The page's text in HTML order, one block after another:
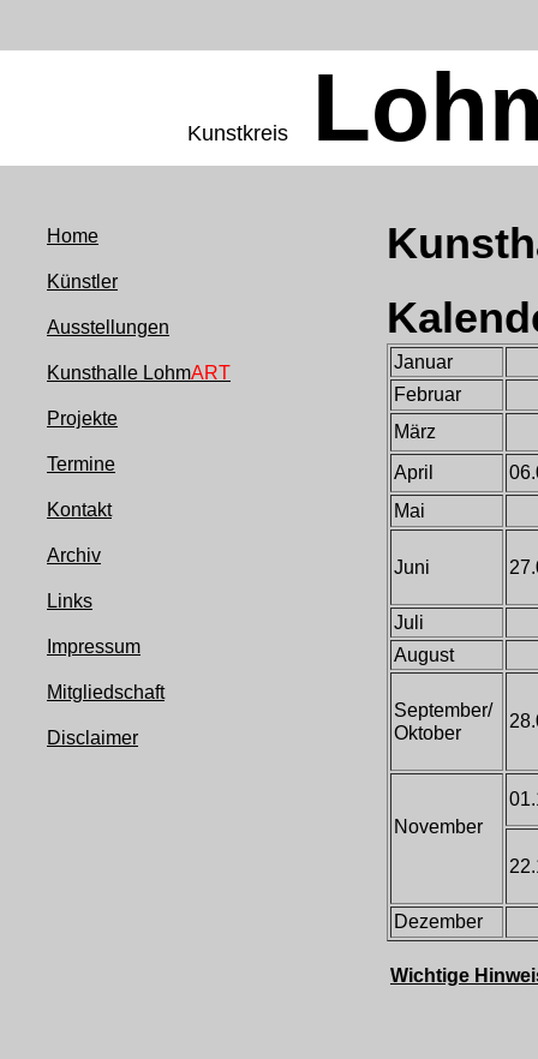
Kunstkreis
Home
Künstler
Ausstellungen
Kunsthalle LohmART
Projekte
Termine
Kontakt
Archiv
Links
Impressum
Mitgliedschaft
Disclaimer
Januar
Februar
März
April
Mai
Juni
Juli
August
September/
Oktober
November
Dezember
Wichtige